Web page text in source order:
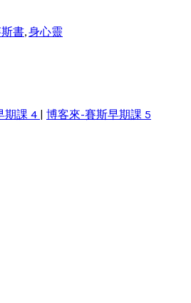
書,身心靈
期課 4 博客來-賽斯早期課 5